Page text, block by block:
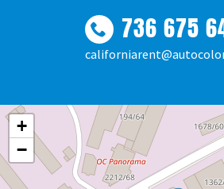
736 675
+
−